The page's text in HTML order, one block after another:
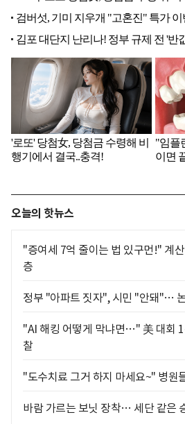
오늘의 핫뉴스
"증여세 7억 줄이는 법 있구먼!" 계
층
정부 "아파트 짓자", 시민 "안돼"…
"AI 해킹 어떻게 막냐면…" 美 대회
찰
"도수치료 그거 하지 마세요~" 병원
바람 가르는 보닛 장착… 세단 같은